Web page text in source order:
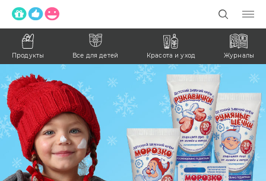
Продукты Все для детей Красота и уход Журналы